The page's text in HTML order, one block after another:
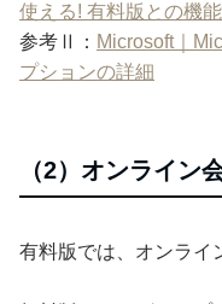
使える! 有料版との機
参考Ⅱ： Microsoft｜
プションの詳細
（2）オンライン
有料版では、オンライ